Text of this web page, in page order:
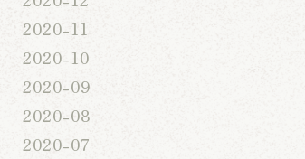
2020-11
2020-10
2020-09
2020-08
2020-07